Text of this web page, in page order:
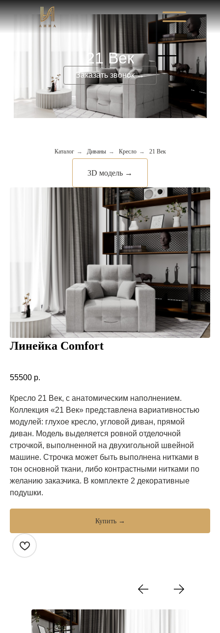
21 Век
Заказать звонок →
Каталог → Диваны → Кресло → 21 Век
3D модель →
Линейка Comfort
55500 р.
Кресло 21 Век, с анатомическим наполнением.
Коллекция «21 Век» представлена вариативностью
модулей: глухое кресло, угловой диван, прямой
диван. Модель выделяется ровной отделочной
строчкой, выполненной на двухигольной швейной
машине. Строчка может быть выполнена нитками в
тон основной ткани, либо контрастными нитками по
желанию заказчика. В комплекте 2 декоративные
подушки.
Купить →